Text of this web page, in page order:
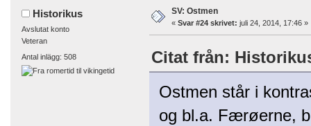
Historikus
Avslutat konto
Veteran
Antal inlägg: 508
SV: Ostmen
« Svar #24 skrivet: juli 24, 2014, 17:46 »
Citat från:
Ostmen står i
og bl.a. Færøerne,